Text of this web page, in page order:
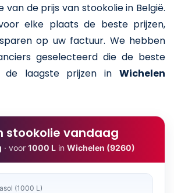
van de prijs van stookolie in België.
elke plaats de beste prijzen,
op uw factuur. We hebben
geselecteerd die de beste
de laagste prijzen in Wichelen
stookolie vandaag
· voor 1000 L in Wichelen (9260)
(1000 L)